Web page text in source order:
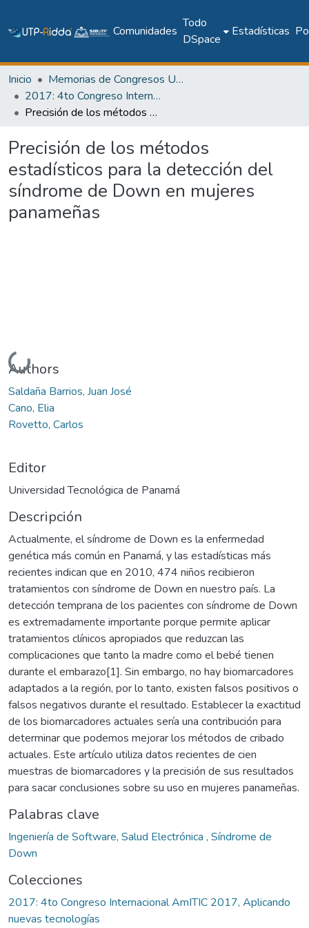
Comunidades
Todo
DSpace
Estadísticas
Inicio
Memorias de Congresos UTP
2017: 4to Congreso Internacional AmITIC 2017, Aplicando nuevas tecnologías
Precisión de los métodos estadísticos para la detección del síndrome de Down en mujeres panameñas
Precisión de los métodos
estadísticos para la detección del
síndrome de Down en mujeres
panameñas
Cargando...
Authors
Saldaña Barrios, Juan José
Cano, Elia
Rovetto, Carlos
Editor
Universidad Tecnológica de Panamá
Descripción
Actualmente, el síndrome de Down es la enfermedad
genética más común en Panamá, y las estadísticas más
recientes indican que en 2010, 474 niños recibieron
tratamientos con síndrome de Down en nuestro país. La
detección temprana de los pacientes con síndrome de Down
es extremadamente importante porque permite aplicar
tratamientos clínicos apropiados que reduzcan las
complicaciones que tanto la madre como el bebé tienen
durante el embarazo[1]. Sin embargo, no hay biomarcadores
adaptados a la región, por lo tanto, existen falsos positivos o
falsos negativos durante el resultado. Establecer la exactitud
de los biomarcadores actuales sería una contribución para
determinar que podemos mejorar los métodos de cribado
actuales. Este artículo utiliza datos recientes de cien
muestras de biomarcadores y la precisión de sus resultados
para sacar conclusiones sobre su uso en mujeres panameñas.
Palabras clave
Ingeniería de Software, Salud Electrónica , Síndrome de
Down
Colecciones
2017: 4to Congreso Internacional AmITIC 2017, Aplicando
nuevas tecnologías